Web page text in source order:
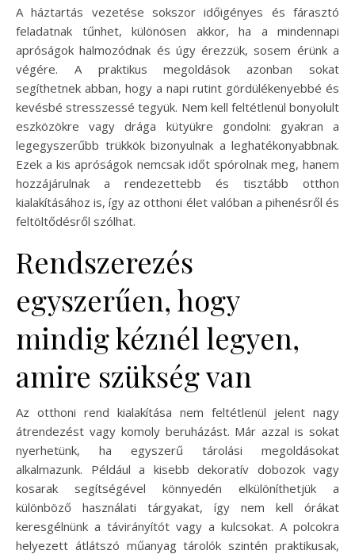
A háztartás vezetése sokszor időigényes és fárasztó
feladatnak tűnhet, különösen akkor, ha a mindennapi
apróságok halmozódnak és úgy érezzük, sosem érünk a
végére. A praktikus megoldások azonban sokat
segíthetnek abban, hogy a napi rutint gördülékenyebbé és
kevésbé stresszessé tegyük. Nem kell feltétlenül bonyolult
eszközökre vagy drága kütyükre gondolni: gyakran a
legegyszerűbb trükkök bizonyulnak a leghatékonyabbnak.
Ezek a kis apróságok nemcsak időt spórolnak meg, hanem
hozzájárulnak a rendezettebb és tisztább otthon
kialakításához is, így az otthoni élet valóban a pihenésről és
feltöltődésről szólhat.
Rendszerezés
egyszerűen, hogy
mindig kéznél legyen,
amire szükség van
Az otthoni rend kialakítása nem feltétlenül jelent nagy
átrendezést vagy komoly beruházást. Már azzal is sokat
nyerhetünk, ha egyszerű tárolási megoldásokat
alkalmazunk. Például a kisebb dekoratív dobozok vagy
kosarak segítségével könnyedén elkülöníthetjük a
különböző használati tárgyakat, így nem kell órákat
keresgélnünk a távirányítót vagy a kulcsokat. A polcokra
helyezett átlátszó műanyag tárolók szintén praktikusak,